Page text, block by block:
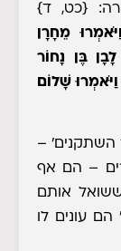
{כט, ד}
מֵחָרָן
בֶּן נָחוֹר
שָׁלוֹם
השתקנים' –
– הם אף
אותם
הם עונים לו